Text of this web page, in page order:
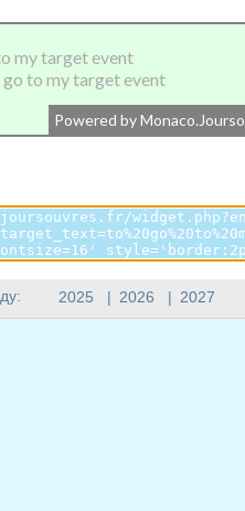
2025 | 2026 | 2027